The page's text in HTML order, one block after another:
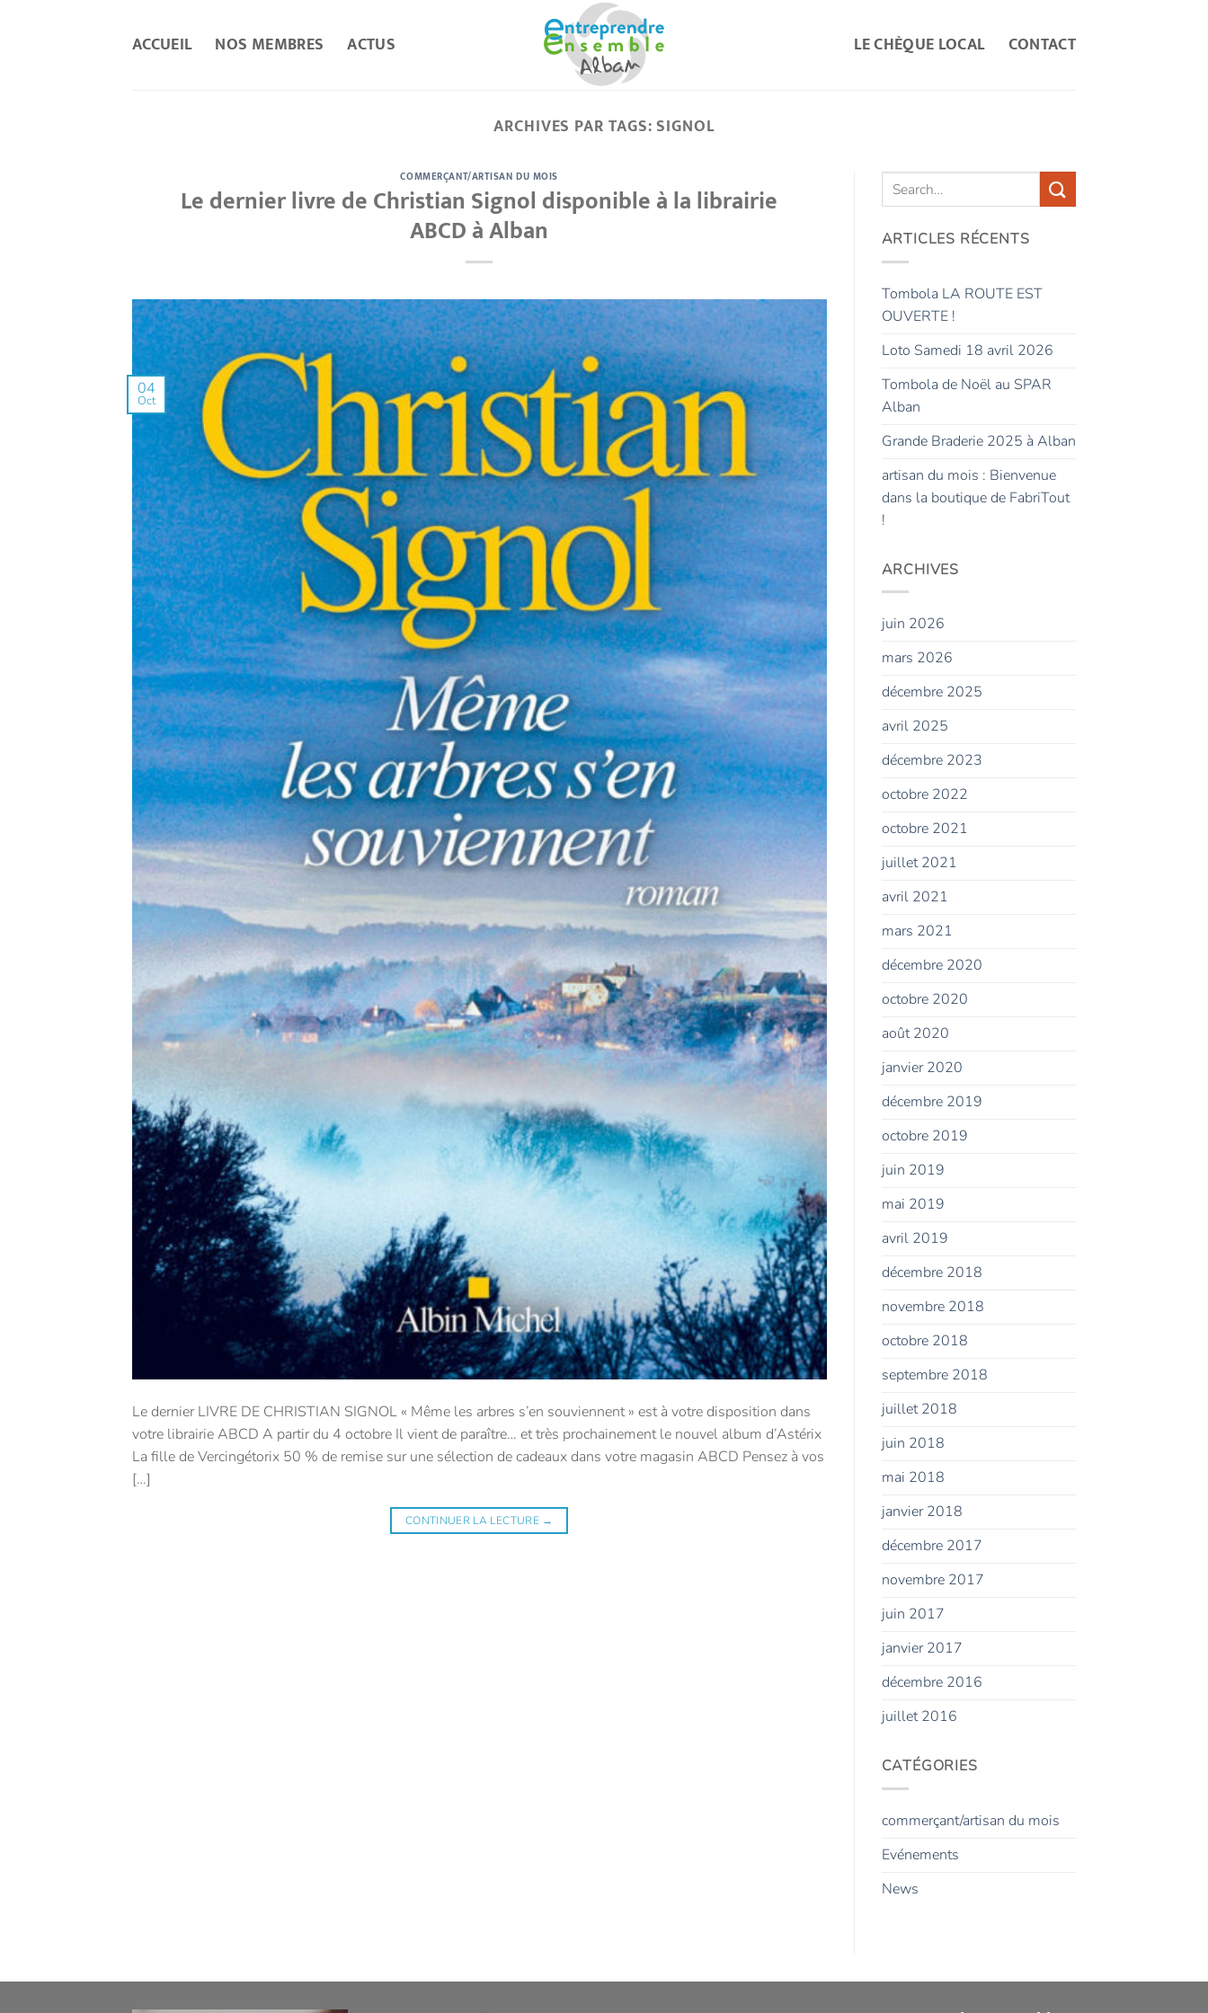
ACCUEIL NOS MEMBRES ACTUS LE CHÈQUE LOCAL CONTACT
ARCHIVES PAR TAGS:SIGNOL
COMMERÇANT/ARTISAN DU MOIS
Le dernier livre de Christian Signol disponible à la librairie
ABCD à Alban
04
Oct
Le dernier LIVRE DE CHRISTIAN SIGNOL « Même les arbres s’en souviennent » est à votre disposition dans
votre librairie ABCD A partir du 4 octobre Il vient de paraître… et très prochainement le nouvel album d’Astérix
La fille de Vercingétorix 50 % de remise sur une sélection de cadeaux dans votre magasin ABCD Pensez à vos
[…]
CONTINUER LA LECTURE →
ARTICLES RÉCENTS
Tombola LA ROUTE EST
OUVERTE !
Loto Samedi 18 avril 2026
Tombola de Noël au SPAR
Alban
Grande Braderie 2025 à Alban
artisan du mois : Bienvenue
dans la boutique de FabriTout
!
ARCHIVES
juin 2026
mars 2026
décembre 2025
avril 2025
décembre 2023
octobre 2022
octobre 2021
juillet 2021
avril 2021
mars 2021
décembre 2020
octobre 2020
août 2020
janvier 2020
décembre 2019
octobre 2019
juin 2019
mai 2019
avril 2019
décembre 2018
novembre 2018
octobre 2018
septembre 2018
juillet 2018
juin 2018
mai 2018
janvier 2018
décembre 2017
novembre 2017
juin 2017
janvier 2017
décembre 2016
juillet 2016
CATÉGORIES
commerçant/artisan du mois
Evénements
News